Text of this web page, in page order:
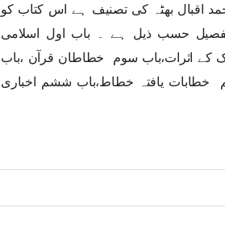
اقبال بھٹہ کی تصنیف ہے اس کتاب کو
کی تفصیل حسب ذیل ہے ۔ باب اول اسلامی
کے اثرات،باب سوم خطاطان قرآن ،باب
خطابات یافتہ خطاط،باب ششم اخباری